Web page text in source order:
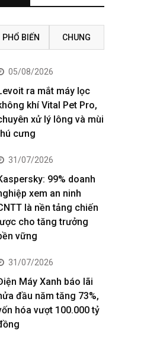
PHỔ BIẾN CHUNG
05/08/2026
ra mắt máy lọc
khí Vital Pet Pro,
xử lý lông và mùi
cưng
31/07/2026
99% doanh
xem an ninh
là nền tảng chiến
cho tăng trưởng
vững
31/07/2026
Máy Xanh báo lãi
đầu năm tăng 73%,
hóa vượt 100.000 tỷ